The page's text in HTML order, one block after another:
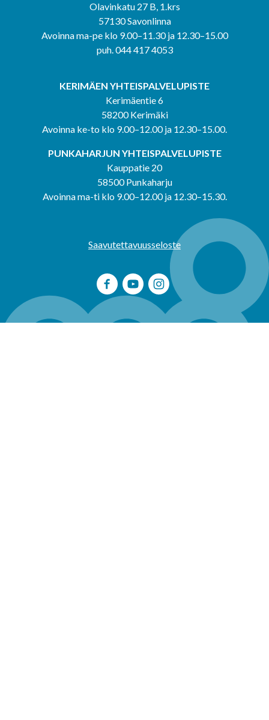
Olavinkatu 27 B, 1.krs
57130 Savonlinna
Avoinna ma-pe klo 9.00–11.30 ja 12.30–15.00
puh. 044 417 4053
KERIMÄEN YHTEISPALVELUPISTE
Kerimäentie 6
58200 Kerimäki
Avoinna ke-to klo 9.00–12.00 ja 12.30–15.00.
PUNKAHARJUN YHTEISPALVELUPISTE
Kauppatie 20
58500 Punkaharju
Avoinna ma-ti klo 9.00–12.00 ja 12.30–15.30.
Saavutettavuusseloste